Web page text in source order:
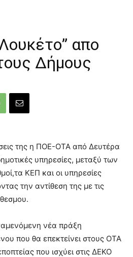
απο
Δήμους
της η ΠΟΕ-ΟΤΑ από Δευτέρα
υπηρεσίες, μεταξύ των
ΚΕΠ και οι υπηρεσίες
την αντίθεση της με τις
νέα πράξη
που θα επεκτείνει στους ΟΤΑ
που ισχύει στις ΔΕΚΟ